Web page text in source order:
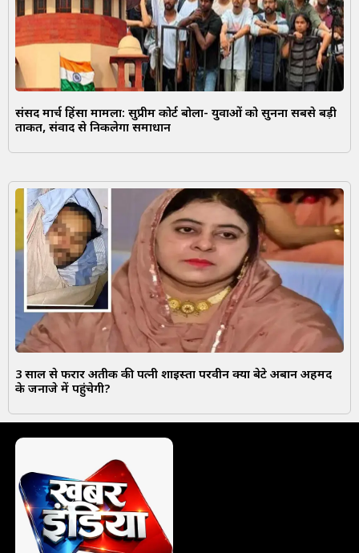
संसद मार्च हिंसा मामला: सुप्रीम कोर्ट बोला- युवाओं को सुनना सबसे बड़ी
ताकत, संवाद से निकलेगा समाधान
3 साल से फरार अतीक की पत्नी शाइस्ता परवीन क्या बेटे अबान अहमद
के जनाजे में पहुंचेगी?